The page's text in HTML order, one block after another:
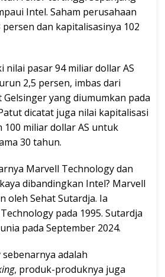
Intel. Saham perusahaan
dan kapitalisasinya 102
nilai pasar 94 miliar dollar AS
2,5 persen, imbas dari
Gelsinger yang diumumkan pada
dicatat juga nilai kapitalisasi
miliar dollar AS untuk
30 tahun.
Marvell Technology dan
dibandingkan Intel? Marvell
oleh Sehat Sutardja. Ia
pada 1995. Sutardja
pada September 2024.
adalah
, produk-produknya juga